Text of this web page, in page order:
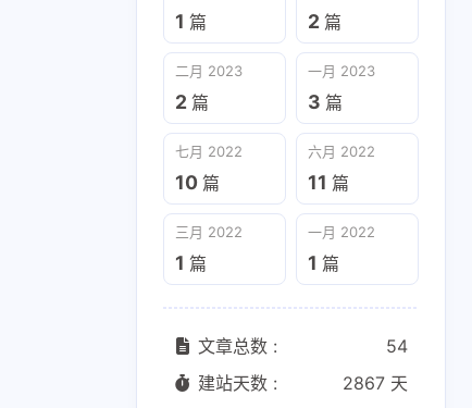
一月 2023
3 篇
一月 2022
1篇
1 篇 2 篇
二月 2023
2 篇
一月 2023
3 篇
七月 2022
10 篇
六月 2022
11 篇
三月 2022
1 篇
一月 2022
1 篇
文章总数 :
54
建站天数 :
2867 天